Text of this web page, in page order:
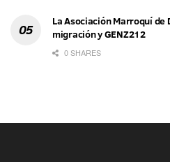
La Asociación Marroquí de
migración y GENZ212
0 SHARES